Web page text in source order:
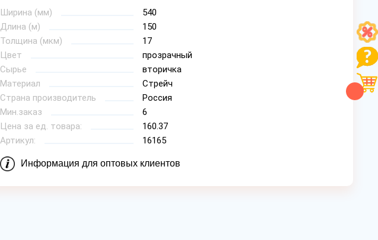
Ширина (мм)
540
Длина (м)
150
Толщина (мкм)
17
Цвет
прозрачный
Сырье
вторичка
Материал
Стрейч
Страна производитель
Россия
Мин.заказ
6
Цена за ед. товара:
160.37
Артикул:
16165
Информация для оптовых клиентов